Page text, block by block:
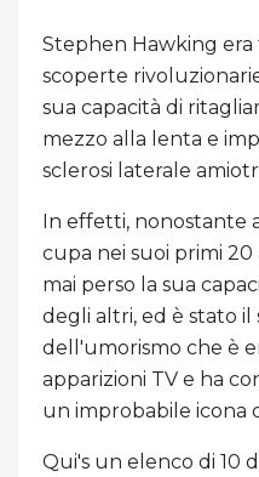
Stephen Hawking era
scoperte
sua capacità di
mezzo alla lenta e
sclerosi laterale
In effetti, nonostante
cupa nei suoi primi
mai perso la sua
degli altri, ed è stato il
dell'umorismo che è
apparizioni TV e ha
un improbabile icona
Qui's un elenco di 10